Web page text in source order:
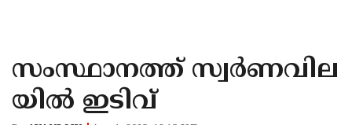
KANNUR
KASARAGOD
സംസ്ഥാനത്ത് സ്വർണവില
യിൽ ഇടിവ്